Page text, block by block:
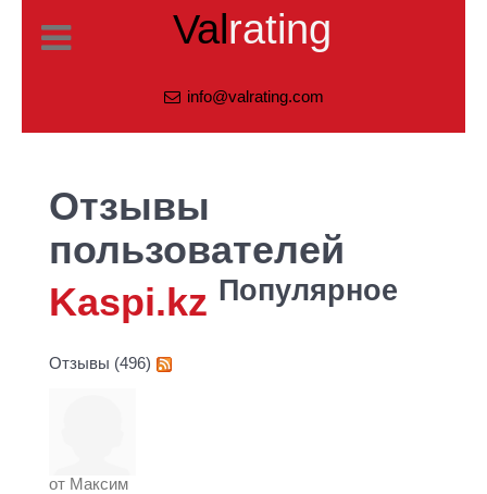
Valrating
info@valrating.com
Отзывы
пользователей
Kaspi.kz Популярное
Отзывы (496)
от Максим